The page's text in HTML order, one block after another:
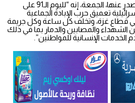
وقالت “الخارجية” في بيان صدر عنها، الجمعة، إنه “لليوم الـ91 على
تعميق حرب الإبادة الجماعية
في قطاع غزة، وتخلف كل ساعة وكل جريمة
الشهداء والمصابين والدمار بما في ذلك
الإنسانية للمواطنين”.